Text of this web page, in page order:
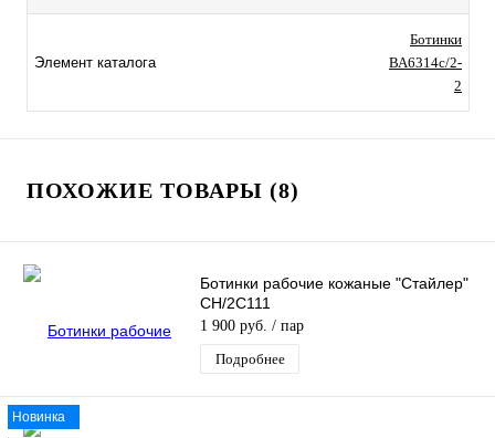
Элемент каталога
Ботинки
ВА6314c/2-
2
ПОХОЖИЕ ТОВАРЫ (8)
Ботинки рабочие кожаные "Стайлер"
CH/2C111
1 900 руб. / пар
Подробнее
Новинка